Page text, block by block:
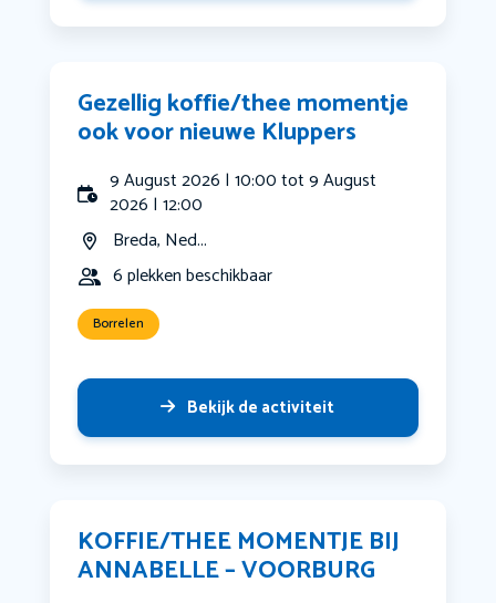
Gezellig koffie/thee momentje
ook voor nieuwe Kluppers
9 August 2026 | 10:00 tot 9 August
2026 | 12:00
Breda, Ned...
6 plekken beschikbaar
Borrelen
Bekijk de activiteit
KOFFIE/THEE MOMENTJE BIJ
ANNABELLE – VOORBURG